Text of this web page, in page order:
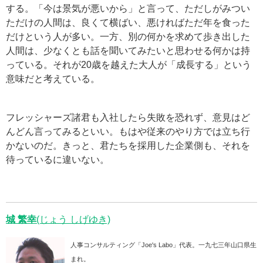
する。「今は景気が悪いから」と言って、ただしがみつい
ただけの人間は、良くて横ばい、悪ければただ年を食った
だけという人が多い。一方、別の何かを求めて歩き出した
人間は、少なくとも話を聞いてみたいと思わせる何かは持
っている。それが20歳を越えた大人が「成長する」という
意味だと考えている。
フレッシャーズ諸君も入社したら失敗を恐れず、意見はど
んどん言ってみるといい。もはや従来のやり方では立ち行
かないのだ。きっと、君たちを採用した企業側も、それを
待っているに違いない。
城 繁幸(じょう しげゆき)
人事コンサルティング「Joe's Labo」代表。一九七三年山口県生
まれ。